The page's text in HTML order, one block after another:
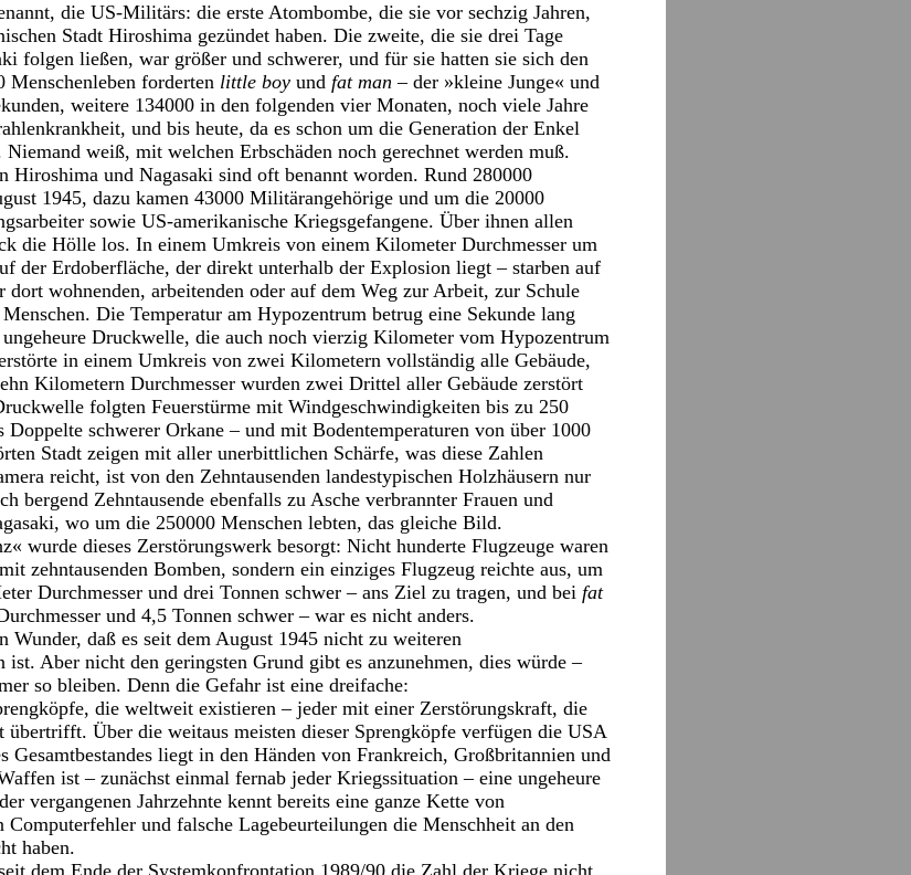
die US-Militärs: die erste Atombombe, die sie vor sechzig Jahren,
Stadt Hiroshima gezündet haben. Die zweite, die sie drei Tage
folgen ließen, war größer und schwerer, und für sie hatten sie sich den
Menschenleben forderten little boy und fat man– der »kleine Junge« und
weitere 134000 in den folgenden vier Monaten, noch viele Jahre
und bis heute, da es schon um die Generation der Enkel
weiß, mit welchen Erbschäden noch gerechnet werden muß.
Hiroshima und Nagasaki sind oft benannt worden. Rund 280000
1945, dazu kamen 43000 Militärangehörige und um die 20000
sowie US-amerikanische Kriegsgefangene. Über ihnen allen
die Hölle los. In einem Umkreis von einem Kilometer Durchmesser um
der Erdoberfläche, der direkt unterhalb der Explosion liegt – starben auf
dort wohnenden, arbeitenden oder auf dem Weg zur Arbeit, zur Schule
Die Temperatur am Hypozentrum betrug eine Sekunde lang
Druckwelle, die auch noch vierzig Kilometer vom Hypozentrum
in einem Umkreis von zwei Kilometern vollständig alle Gebäude,
Kilometern Durchmesser wurden zwei Drittel aller Gebäude zerstört
folgten Feuerstürme mit Windgeschwindigkeiten bis zu 250
schwerer Orkane – und mit Bodentemperaturen von über 1000
Stadt zeigen mit aller unerbittlichen Schärfe, was diese Zahlen
reicht, ist von den Zehntausenden landestypischen Holzhäusern nur
bergend Zehntausende ebenfalls zu Asche verbrannter Frauen und
wo um die 250000 Menschen lebten, das gleiche Bild.
wurde dieses Zerstörungswerk besorgt: Nicht hunderte Flugzeuge waren
zehntausenden Bomben, sondern ein einziges Flugzeug reichte aus, um
Durchmesser und drei Tonnen schwer – ans Ziel zu tragen, und bei fat
und 4,5 Tonnen schwer – war es nicht anders.
daß es seit dem August 1945 nicht zu weiteren
Aber nicht den geringsten Grund gibt es anzunehmen, dies würde –
so bleiben. Denn die Gefahr ist eine dreifache:
die weltweit existieren – jeder mit einer Zerstörungskraft, die
übertrifft. Über die weitaus meisten dieser Sprengköpfe verfügen die USA
Gesamtbestandes liegt in den Händen von Frankreich, Großbritannien und
ist – zunächst einmal fernab jeder Kriegssituation – eine ungeheure
vergangenen Jahrzehnte kennt bereits eine ganze Kette von
Computerfehler und falsche Lagebeurteilungen die Menschheit an den
haben.
dem Ende der Systemkonfrontation 1989/90 die Zahl der Kriege nicht